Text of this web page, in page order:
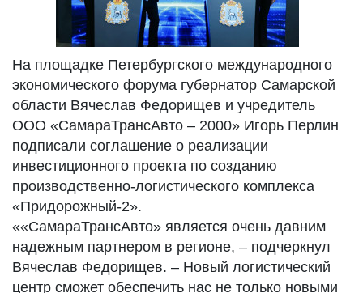
На площадке Петербургского международного
экономического форума губернатор Самарской
области Вячеслав Федорищев и учредитель
ООО «СамараТрансАвто – 2000» Игорь Перлин
подписали соглашение о реализации
инвестиционного проекта по созданию
производственно-логистического комплекса
«Придорожный-2».
««СамараТрансАвто» является очень давним
надежным партнером в регионе, – подчеркнул
Вячеслав Федорищев. – Новый логистический
центр сможет обеспечить нас не только новыми